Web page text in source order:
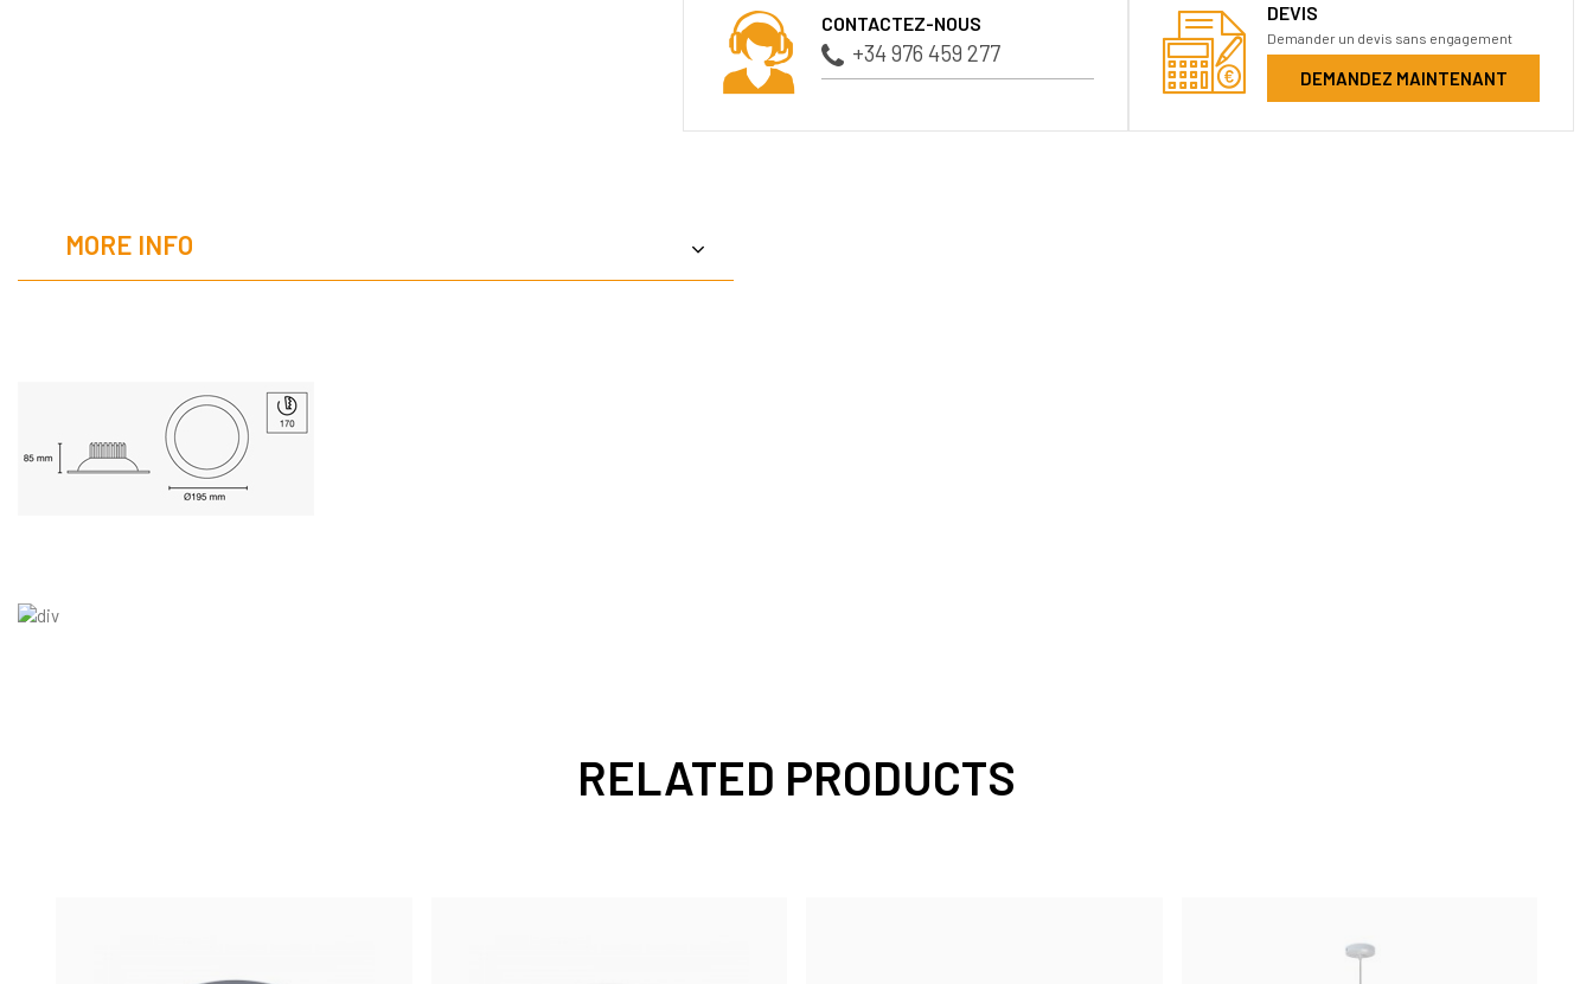
CONTACTEZ-NOUS
+34 976 459 277
DEVIS
Demander un devis sans engagement
DEMANDEZ MAINTENANT
MORE INFO
RELATED PRODUCTS